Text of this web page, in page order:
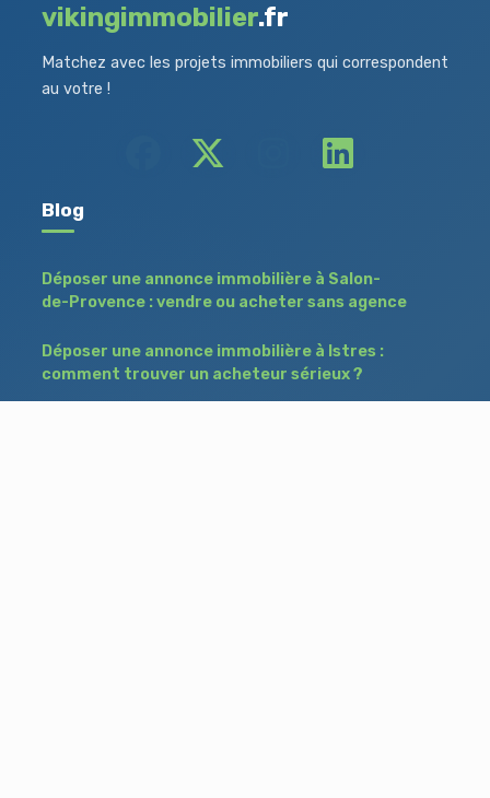
vikingimmobilier.fr
Matchez avec les projets immobiliers qui correspondent
au votre !
Blog
Déposer une annonce immobilière à Salon-
de-Provence : vendre ou acheter sans agence
Déposer une annonce immobilière à Istres :
comment trouver un acheteur sérieux ?